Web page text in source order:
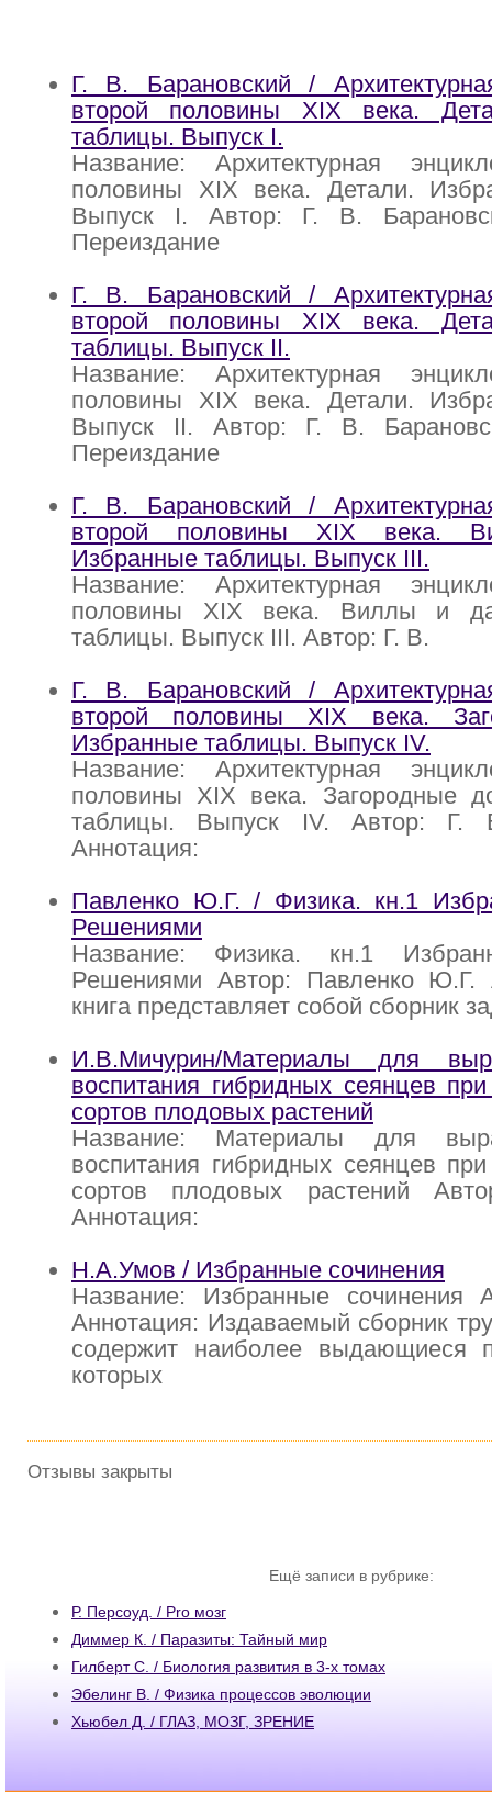
Г. В. Барановский /
второй половины XIX века.
таблицы. Выпуск I.
Название: Архитектурная
половины XIX века. Детали.
Выпуск I. Автор: Г. В.
Переиздание
Г. В. Барановский /
второй половины XIX века.
таблицы. Выпуск II.
Название: Архитектурная
половины XIX века. Детали.
Выпуск II. Автор: Г. В.
Переиздание
Г. В. Барановский /
второй половины XIX века.
Избранные таблицы. Выпуск III.
Название: Архитектурная
половины XIX века. Виллы и
таблицы. Выпуск III. Автор: Г. В.
Г. В. Барановский /
второй половины XIX века.
Избранные таблицы. Выпуск IV.
Название: Архитектурная
половины XIX века. Загородные
таблицы. Выпуск IV. Автор: Г.
Аннотация:
Павленко Ю.Г. / Физика. кн.1
Решениями
Название: Физика. кн.1
Решениями Автор: Павленко Ю.Г.
книга представляет собой сборник
И.В.Мичурин/Материалы для
воспитания гибридных сеянцев
сортов плодовых растений
Название: Материалы для
воспитания гибридных сеянцев
сортов плодовых растений
Аннотация:
Н.А.Умов / Избранные сочинения
Название: Избранные сочинения
Аннотация: Издаваемый сборник
содержит наиболее выдающиеся
которых
Отзывы закрыты
Ещё записи в рубрике:
Р. Персоуд. / Pro мозг
Диммер К. / Паразиты: Тайный мир
Гилберт С. / Биология развития в 3-х томах
Эбелинг В. / Физика процессов эволюции
Хьюбел Д. / ГЛАЗ, МОЗГ, ЗРЕНИЕ